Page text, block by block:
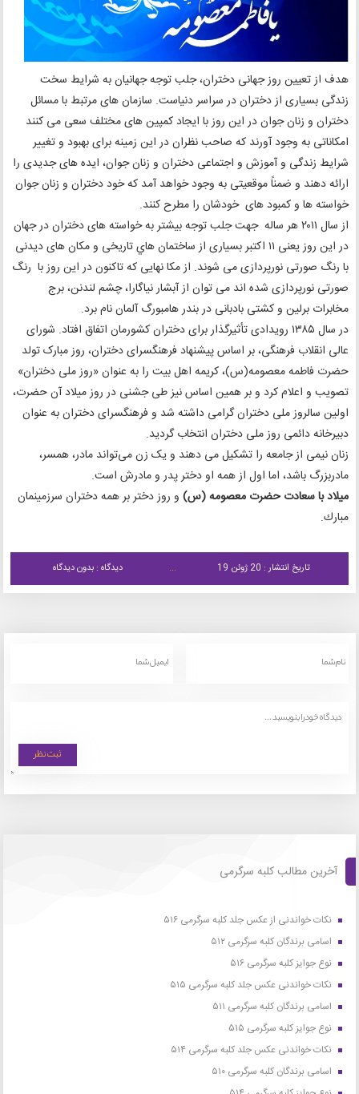
هدف از تعیين روز جهانی دختران، جلب توجه جهانیان به شرایط سخت
زندگی بسیاری از دختران در سراسر دنیاست. سازمان های مرتبط با مسائل
دختران و زنان جوان در این روز با ایجاد کمپین های مختلف سعی می کنند
امکاناتی به وجود آورند که صاحب نظران در این زمینه برای بهبود و تغییر
شرایط زندگی و آموزش و اجتماعی دختران و زنان جوان، ایده های جدیدی را
ارائه دهند و ضمناً موقعیتی به وجود خواهد آمد که خود دختران و زنان جوان
خواسته ها و کمبود های خودشان را مطرح کنند.
از سال ۲۰۱۱ هر ساله جهت جلب توجه بیشتر به خواسته های دختران در جهان
در این روز یعنی ۱۱ اکتبر بسیاری از ساختمان هاي تاریخی و مکان های دیدنی
با رنگ صورتی نورپردازی می شوند. از مکا نهایی که تاکنون در این روز با رنگ
صورتی نورپردازی شده اند می توان از آبشار نیاگارا، چشم لندنن، برج
مخابرات برلین و کشتی بادبانی در بندر هامبورگ آلمان نام برد.
در سال ۱۳۸۵ رویدادی تأثیرگذار برای دختران کشورمان اتفاق افتاد. شورای
عالی انقلاب فرهنگی، بر اساس پیشنهاد فرهنگسرای دختران، روز مبارک تولد
حضرت فاطمه معصومه(س)، کریمه اهل بیت را به عنوان «روز ملی دختران»
تصویب و اعلام كرد و بر همین اساس نیز طی جشنی در روز میلاد آن حضرت،
اولین سالروز ملی دختران گرامی داشته شد و فرهنگسرای دختران به عنوان
دبیرخانه دائمی روز ملی دختران انتخاب گردید.
زنان نیمی از جامعه را تشکیل می دهند و یک زن می‌تواند مادر، همسر،
مادربزرگ باشد، اما اول از همه او دختر پدر و مادرش است.
ميلاد با سعادت حضرت معصومه (س) و روز دختر بر همه دختران سرزمينمان
مبارك.
تاریخ انتشار : 20 ژوئن 19 دیدگاه : بدون دیدگاه
آخرین مطالب کلبه سرگرمی
نکات خواندنی از عکس جلد کلبه سرگرمی ۵۱۶
اسامی برندگان کلبه سرگرمی ۵۱۲
نوع جوایز کلبه سرگرمی ۵۱۶
نکات خواندنی عکس جلد کلبه سرگرمی ۵۱۵
اسامی برندگان کلبه سرگرمی ۵۱۱
نوع جوایز کلبه سرگرمی ۵۱۵
نکات خواندنی عکس جلد کلبه سرگرمی ۵۱۴
اسامی برندگان کلبه سرگرمی ۵۱۰